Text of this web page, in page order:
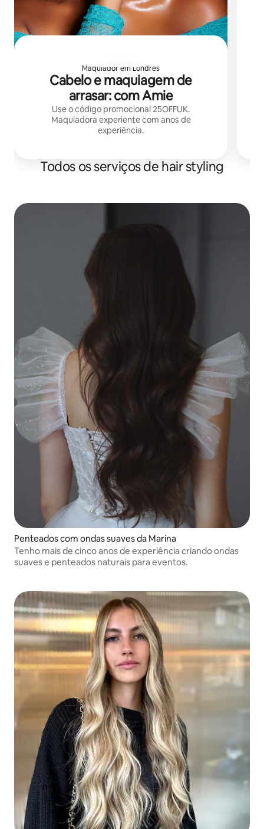
Maquiador em Londres
Cabelo e maquiagem de
arrasar: com Amie
Use o código promocional 25OFFUK.
Maquiadora experiente com anos de
experiência.
Todos os serviços de hair styling
Penteados com ondas suaves da Marina
Tenho mais de cinco anos de experiência criando ondas
suaves e penteados naturais para eventos.